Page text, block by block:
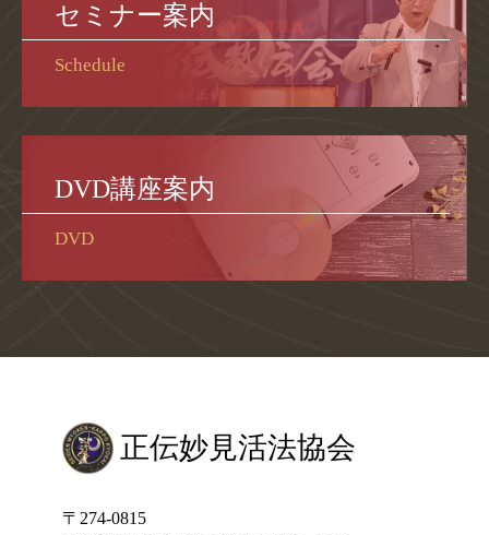
セミナー案内
Schedule
DVD講座案内
DVD
正伝妙見活法協会
〒274-0815